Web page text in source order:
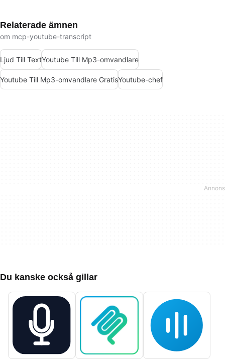
Relaterade ämnen
om mcp-youtube-transcript
Ljud Till TextYoutube Till Mp3-omvandlare
Youtube Till Mp3-omvandlare GratisYoutube-chef
Du kanske också gillar